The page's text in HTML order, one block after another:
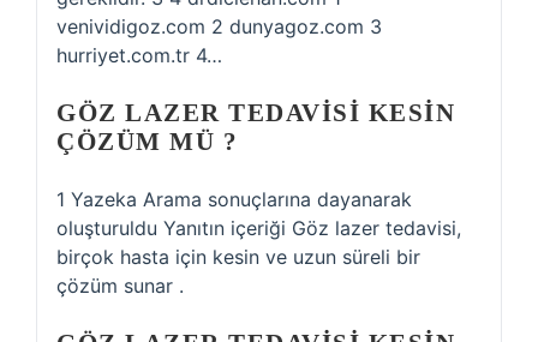
venividigoz.com 2 dunyagoz.com 3
hurriyet.com.tr 4…
GÖZ LAZER TEDAVISI KESIN
ÇÖZÜM MÜ ?
1 Yazeka Arama sonuçlarına dayanarak
oluşturuldu Yanıtın içeriği Göz lazer tedavisi,
birçok hasta için kesin ve uzun süreli bir
çözüm sunar .